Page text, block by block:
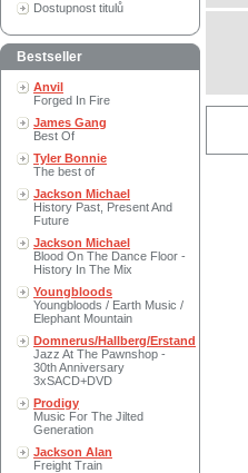
Dostupnost titulů
Bestseller
Anvil
Forged In Fire
James Gang
Best Of
Tyler Bonnie
The best of
Jackson Michael
History Past, Present And
Future
Jackson Michael
Blood On The Dance Floor -
History In The Mix
Youngbloods
Youngbloods / Earth Music /
Elephant Mountain
Domnerus/Hallberg/Erstand
Jazz At The Pawnshop -
30th Anniversary
3xSACD+DVD
Prodigy
Music For The Jilted
Generation
Jackson Alan
Freight Train